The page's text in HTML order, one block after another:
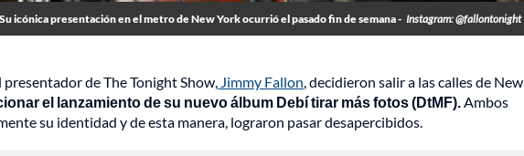
Su icónica presentación en el metro de New York ocurrió el pasado fin de semana - Instagram: @fallontonight
presentador de The Tonight Show, Jimmy Fallon, decidieron salir a las calles de New
el lanzamiento de su nuevo álbum Debí tirar más fotos (DtMF).Ambos
su identidad y de esta manera, lograron pasar desapercibidos.